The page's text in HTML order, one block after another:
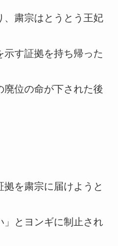
、粛宗はとうとう王妃
示す証拠を持ち帰った
廃位の命が下された後
拠を粛宗に届けようと
」とヨンギに制止され